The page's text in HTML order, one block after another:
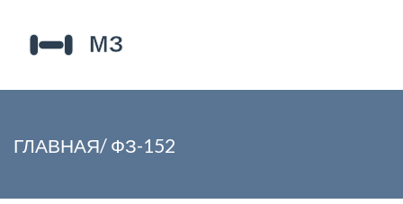
ГЛАВНАЯ/ ФЗ-152